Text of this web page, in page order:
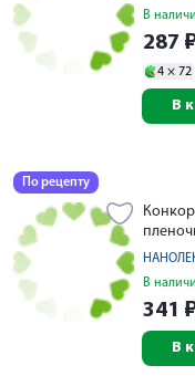
В
287
4 × 72
В
По рецепту
В
341
В